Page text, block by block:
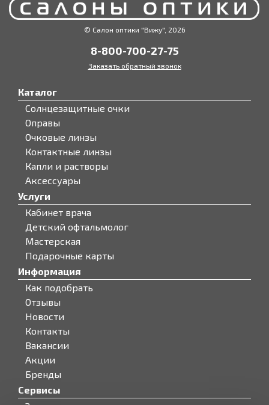
© Салон оптики "Вижу", 2026
8-800-700-27-75
Заказать обратный звонок
Каталог
Солнцезащитные очки
Оправы
Очковые линзы
Контактные линзы
Капли и растворы
Аксессуары
Услуги
Кабинет врача
Детский офтальмолог
Мастерская
Подарочные карты
Информация
Как подобрать
Отзывы
Новости
Контакты
Вакансии
Акции
Бренды
Сервисы